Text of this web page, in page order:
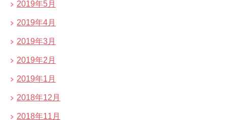
2019年5月
2019年4月
2019年3月
2019年2月
2019年1月
2018年12月
2018年11月